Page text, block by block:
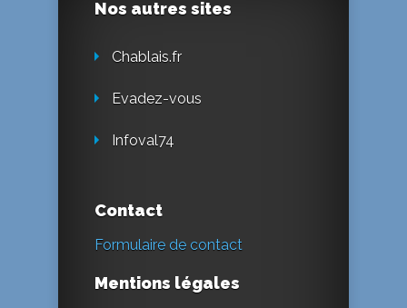
Nos autres sites
Chablais.fr
Evadez-vous
Infoval74
Contact
Formulaire de contact
Mentions légales